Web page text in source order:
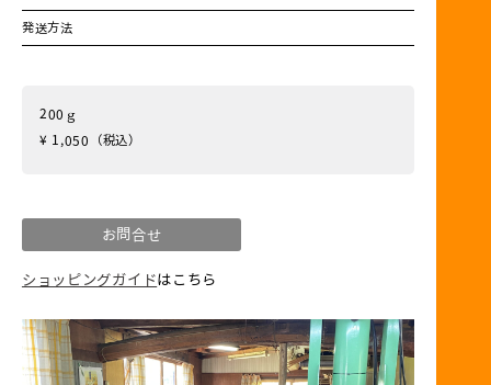
発送方法
200ｇ
¥ 1,050
（税込）
お問合せ
ショッピングガイドはこちら